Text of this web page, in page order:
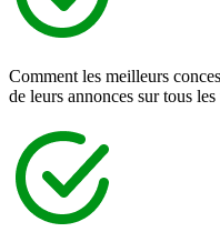
Comment les meilleurs
de leurs annonces sur tous